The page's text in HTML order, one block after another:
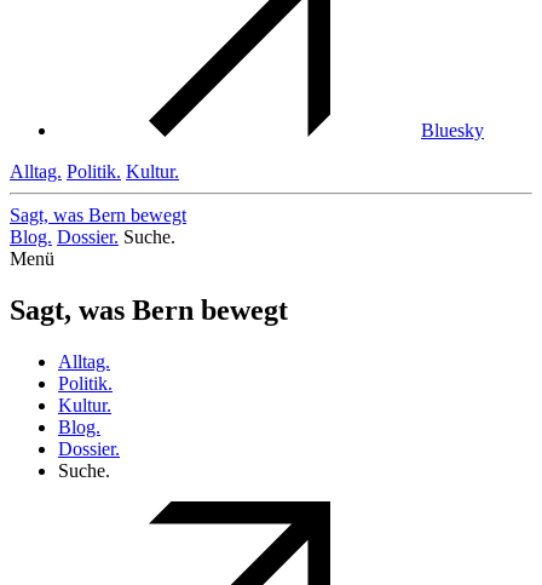
Bluesky
Alltag. Politik. Kultur.
Sagt, was Bern bewegt
Blog. Dossier. Suche.
Menü
Sagt, was Bern bewegt
Alltag.
Politik.
Kultur.
Blog.
Dossier.
Suche.